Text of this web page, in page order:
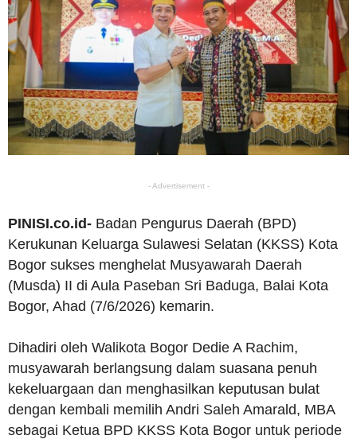
- Advertisement -
PINISI.co.id- Badan Pengurus Daerah (BPD)
Kerukunan Keluarga Sulawesi Selatan (KKSS) Kota
Bogor sukses menghelat Musyawarah Daerah
(Musda) II di Aula Paseban Sri Baduga, Balai Kota
Bogor, Ahad (7/6/2026) kemarin.
Dihadiri oleh Walikota Bogor Dedie A Rachim,
musyawarah berlangsung dalam suasana penuh
kekeluargaan dan menghasilkan keputusan bulat
dengan kembali memilih Andri Saleh Amarald, MBA
sebagai Ketua BPD KKSS Kota Bogor untuk periode